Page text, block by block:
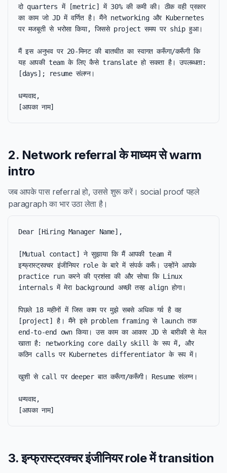
दो quarters में [metric] में 30% की कमी की। ठीक वही प्रकार
का काम जो JD में वर्णित है। मैंने networking और Kubernetes
पर मजबूती से भरोसा किया, जिससे project समय पर ship हुआ।
मैं इस अनुभव पर 20-मिनट की बातचीत का स्वागत करूँगा/करूँगी कि
यह आपकी team के लिए कैसे translate हो सकता है। उपलब्धता:
[days]; resume संलग्न।
धन्यवाद,
[आपका नाम]
2. Network referral के माध्यम से warm
intro
जब आपके पास referral हो, उससे शुरू करें। social proof पहले
paragraph का भार उठा लेता है।
Dear [Hiring Manager Name],
[Mutual contact] ने सुझाया कि मैं आपकी team में
इन्फ्रास्ट्रक्चर इंजीनियर role के बारे में संपर्क करूँ। उन्होंने आपके
practice run करने की प्रशंसा की और सोचा कि Linux
internals में मेरा background अच्छी तरह align होगा।
पिछले 18 महीनों में जिस काम पर मुझे सबसे अधिक गर्व है वह
[project] है। मैंने इसे problem framing से launch तक
end-to-end own किया। उस काम का आकार JD से बारीकी से मेल
खाता है: networking core daily skill के रूप में, और
कठिन calls पर Kubernetes differentiator के रूप में।
खुशी से call पर deeper बात करूँगा/करूँगी। Resume संलग्न।
धन्यवाद,
[आपका नाम]
3. इन्फ्रास्ट्रक्चर इंजीनियर role में transition